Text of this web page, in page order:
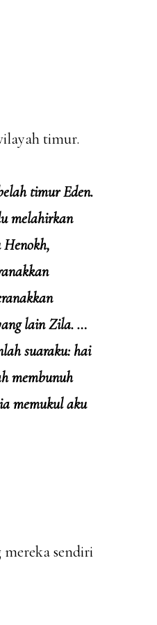
timur.
timur Eden.
melahirkan
lain Zila. …
suaraku: hai
membunuh
memukul aku
sendiri